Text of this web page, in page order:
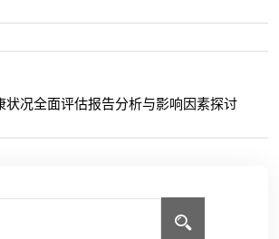
状况全面评估报告分析与影响因素探讨